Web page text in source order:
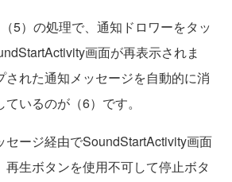
5）の処理で、通知ドロワーをタッ
画面が再表示されま
された通知メッセージを自動的に消
いるのが（6）です。
ージ経由でSoundStartActivity画面
再生ボタンを使用不可して停止ボタ